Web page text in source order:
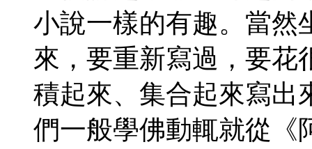
小說一樣的有趣。當然
來，要重新寫過，要花
積起來、集合起來寫出
們一般學佛動輒就從《